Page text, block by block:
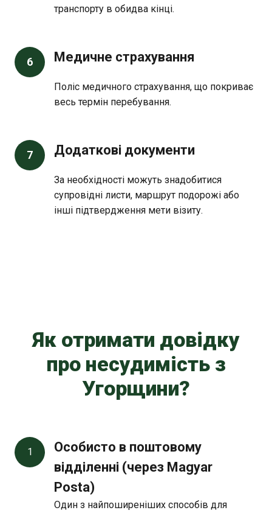
транспорту в обидва кінці.
6 Медичне страхування
Поліс медичного страхування, що покриває
весь термін перебування.
7 Додаткові документи
За необхідності можуть знадобитися
супровідні листи, маршрут подорожі або
інші підтвердження мети візиту.
Як отримати довідку
про несудимість з
Угорщини?
1
Особисто в поштовому
відділенні (через Magyar
Posta)
Один з найпоширеніших способів для